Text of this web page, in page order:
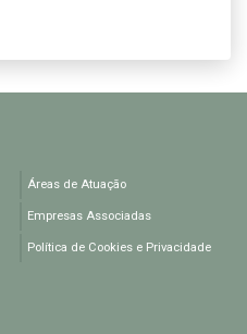
Áreas de Atuação
Empresas Associadas
Política de Cookies e Privacidade